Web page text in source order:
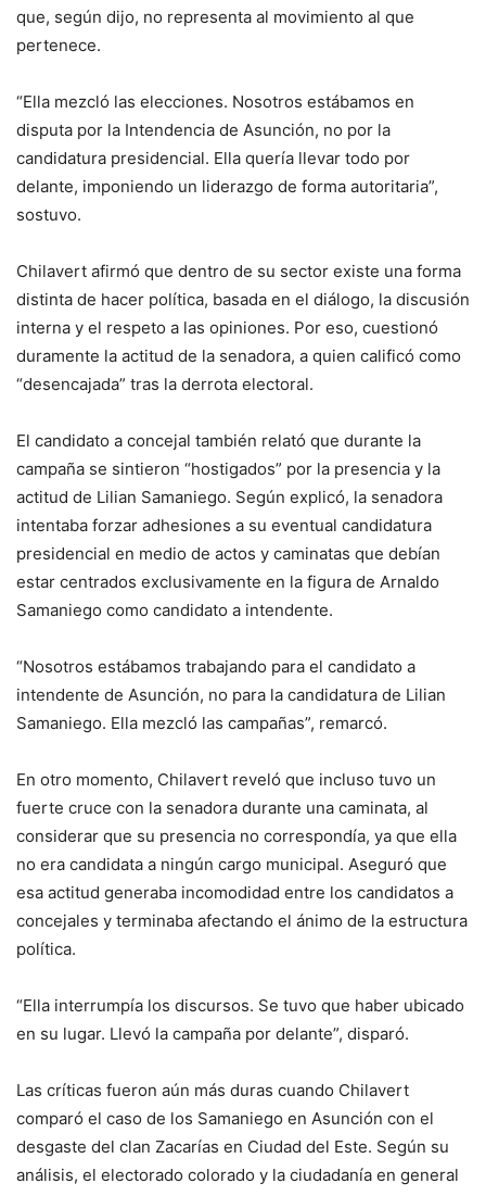
que, según dijo, no representa al movimiento al que
pertenece.
“Ella mezcló las elecciones. Nosotros estábamos en
disputa por la Intendencia de Asunción, no por la
candidatura presidencial. Ella quería llevar todo por
delante, imponiendo un liderazgo de forma autoritaria”,
sostuvo.
Chilavert afirmó que dentro de su sector existe una forma
distinta de hacer política, basada en el diálogo, la discusión
interna y el respeto a las opiniones. Por eso, cuestionó
duramente la actitud de la senadora, a quien calificó como
“desencajada” tras la derrota electoral.
El candidato a concejal también relató que durante la
campaña se sintieron “hostigados” por la presencia y la
actitud de Lilian Samaniego. Según explicó, la senadora
intentaba forzar adhesiones a su eventual candidatura
presidencial en medio de actos y caminatas que debían
estar centrados exclusivamente en la figura de Arnaldo
Samaniego como candidato a intendente.
“Nosotros estábamos trabajando para el candidato a
intendente de Asunción, no para la candidatura de Lilian
Samaniego. Ella mezcló las campañas”, remarcó.
En otro momento, Chilavert reveló que incluso tuvo un
fuerte cruce con la senadora durante una caminata, al
considerar que su presencia no correspondía, ya que ella
no era candidata a ningún cargo municipal. Aseguró que
esa actitud generaba incomodidad entre los candidatos a
concejales y terminaba afectando el ánimo de la estructura
política.
“Ella interrumpía los discursos. Se tuvo que haber ubicado
en su lugar. Llevó la campaña por delante”, disparó.
Las críticas fueron aún más duras cuando Chilavert
comparó el caso de los Samaniego en Asunción con el
desgaste del clan Zacarías en Ciudad del Este. Según su
análisis, el electorado colorado y la ciudadanía en general